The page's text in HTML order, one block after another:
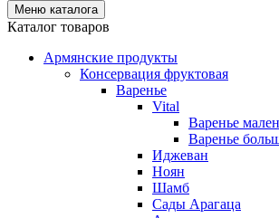
Меню каталога
Каталог товаров
Армянские продукты
Консервация фруктовая
Варенье
Vital
Варенье
Варенье
Иджеван
Ноян
Шамб
Сады Арагаца